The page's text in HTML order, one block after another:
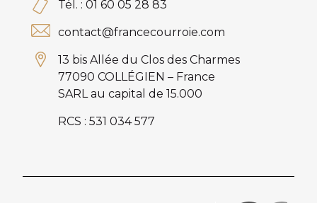
Tél. : 01 60 05 28 83
contact@francecourroie.com
13 bis Allée du Clos des Charmes
77090 COLLÉGIEN – France
SARL au capital de 15.000
RCS : 531 034 577